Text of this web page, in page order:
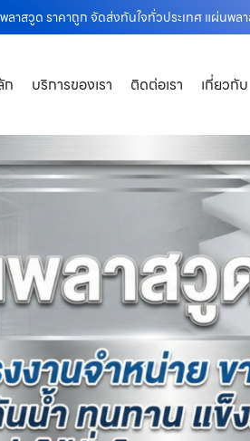
าสวูด ราคาถูก จัดส่งทันใจทั่วประเทศ แผ่นพล
ก บริการของเรา ติดต่อเรา เกี่ยวกับ